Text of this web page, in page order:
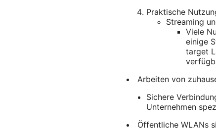
Praktische
Streaming
Viele
einige
target
Arbeiten von
Sichere
Unternehmen
Öffentliche WLANs